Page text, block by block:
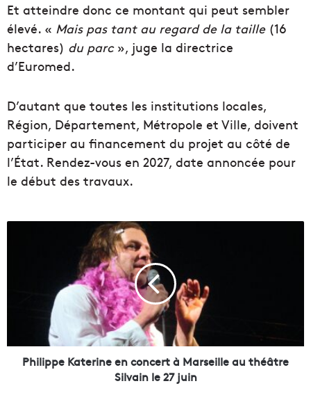
Et atteindre donc ce montant qui peut sembler
élevé. « Mais pas tant au regard de la taille(16
hectares) du parc», juge la directrice
d’Euromed.
D’autant que toutes les institutions locales,
Région, Département, Métropole et Ville, doivent
participer au financement du projet au côté de
l’État. Rendez-vous en 2027, date annoncée pour
le début des travaux.
K
Philippe Katerine en concert à Marseille au théâtre
Silvain le 27 juin